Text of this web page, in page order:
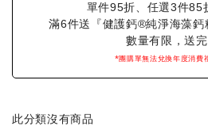
單件95折、任選3件85
滿6件送『健護鈣®純淨海藻鈣
數量有限，送
*團購單無法兌換年度消費
此分類沒有商品